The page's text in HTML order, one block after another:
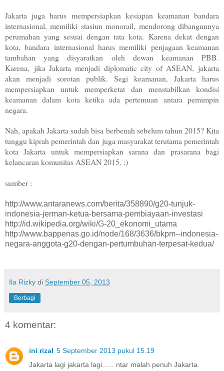
Jakarta juga harus mempersiapkan kesiapan keamanan bandara
internasional, memiliki stasiun monorail, mendorong dibangunnya
perumahan yang sesuai dengan tata kota. Karena dekat dengan
kota, bandara internasional harus memiliki penjagaan keamanan
tambahan yang disyaratkan oleh dewan keamanan PBB.
Karena, jika Jakarta menjadi diplomatic city of ASEAN, jakarta
akan menjadi sorotan publik. Segi keamanan, Jakarta harus
mempersiapkan untuk memperketat dan menstabilkan kondisi
keamanan dalam kota ketika ada pertemuan antara pemimpin
negara.
Nah, apakah Jakarta sudah bisa berbenah sebelum tahun 2015? Kita
tunggu kiprah pemerintah dan juga masyarakat terutama pemerintah
kota Jakarta untuk mempersiapkan sarana dan prasarana bagi
kelancaran komunitas ASEAN 2015. :)
sumber :
http://www.antaranews.com/berita/358890/g20-tunjuk-
indonesia-jerman-ketua-bersama-pembiayaan-investasi
http://id.wikipedia.org/wiki/G-20_ekonomi_utama
http://www.bappenas.go.id/node/168/3636/bkpm--indonesia-
negara-anggota-g20-dengan-pertumbuhan-terpesat-kedua/
Ila Rizky di September 05, 2013
Berbagi
4 komentar:
ini rizal 5 September 2013 pukul 15.19
Jakarta lagi jakarta lagi...... ntar malah penuh Jakarta.